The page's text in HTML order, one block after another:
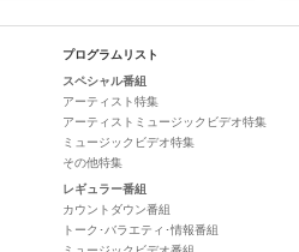
プログラムリスト
スペシャル番組
アーティスト特集
アーティストミュージックビデオ特集
ミュージックビデオ特集
その他特集
レギュラー番組
カウントダウン番組
トーク･バラエティ･情報番組